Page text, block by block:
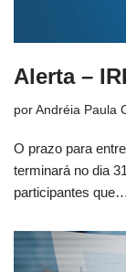
Alerta –
por Andréia Paula
O prazo para
terminará no dia
participantes que…